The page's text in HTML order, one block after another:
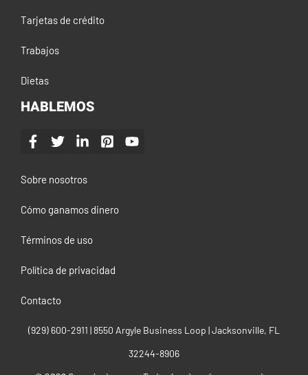
Tarjetas de crédito
Trabajos
Dietas
HABLEMOS
Sobre nosotros
Cómo ganamos dinero
Términos de uso
Política de privacidad
Contacto
(929) 600-2911‬ | 8550 Argyle Business Loop | Jacksonville, FL
32244-8906